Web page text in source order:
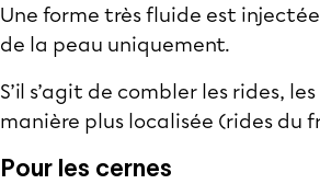
Une forme très fluide est
de la peau uniquement.
S’il s’agit de combler les rides,
manière plus localisée (rides du
Pour les cernes